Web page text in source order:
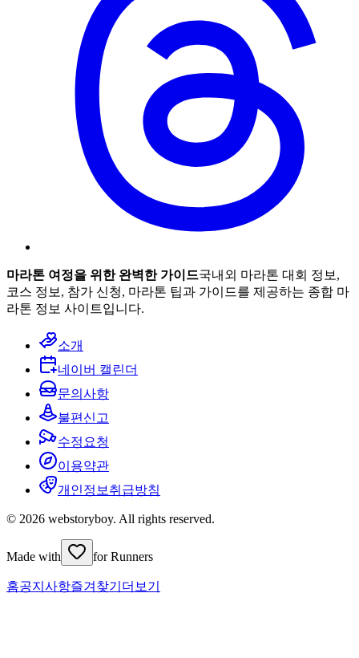
마라톤 여정을 위한 완벽한 가이드국내외 마라톤 대회 정보,
코스 정보, 참가 신청, 마라톤 팁과 가이드를 제공하는 종합 마
라톤 정보 사이트입니다.
소개
네이버 캘린더
문의사항
불편신고
수정요청
이용약관
개인정보취급방침
© 2026 webstoryboy. All rights reserved.
Made with for Runners
홈공지사항즐겨찾기 더보기